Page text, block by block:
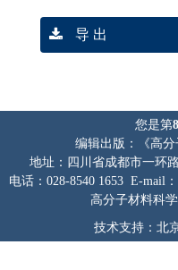
导 出
您是第
编辑出版：《高
地址：四川省成都市一环
电话：028-8540 1653 E-mail
高分子材料科
技术支持：北